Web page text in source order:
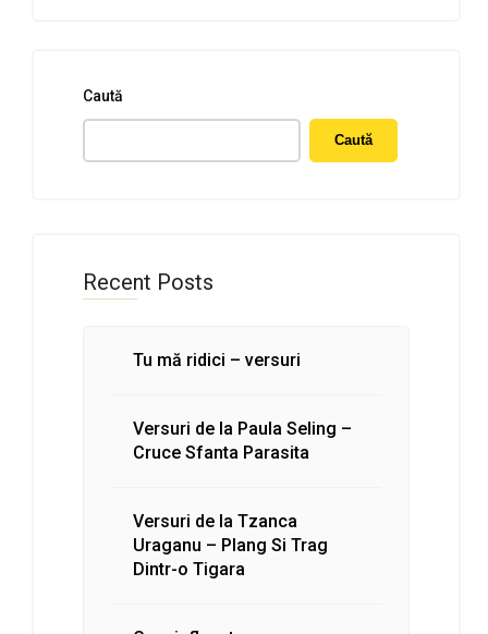
Caută
Caută
Recent Posts
Tu mă ridici – versuri
Versuri de la Paula Seling –
Cruce Sfanta Parasita
Versuri de la Tzanca
Uraganu – Plang Si Trag
Dintr-o Tigara